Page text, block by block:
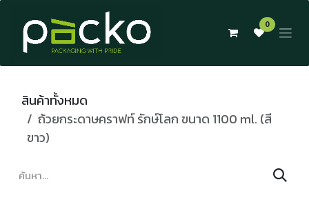
Skip to Content
0
สินค้าทั้งหมด
ถ้วยกระดาษคราฟท์ รักษ์โลก ขนาด 1100 ml. (สี
ขาว)